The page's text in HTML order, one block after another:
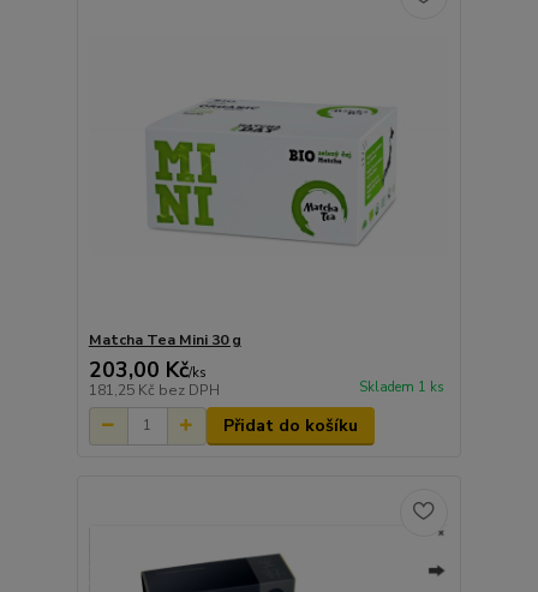
Matcha Tea Mini 30 g
203,00 Kč/ks
181,25 Kč bez DPH Skladem 1 ks
Přidat do košíku